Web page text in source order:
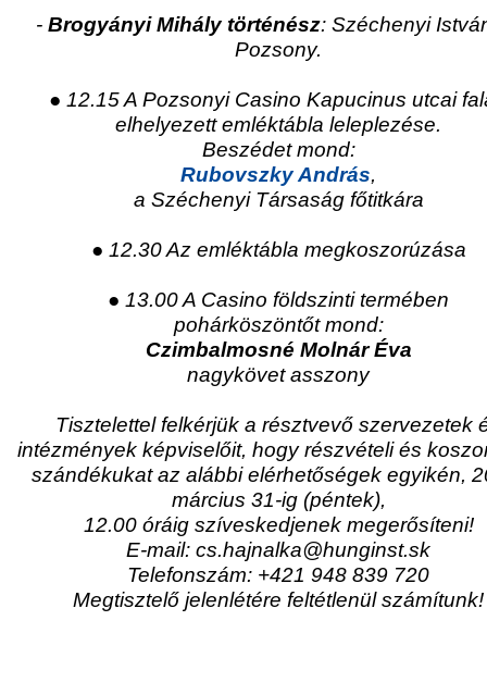
- Brogyányi Mihály történész: Széchenyi
Pozsony.
● 12.15 A Pozsonyi Casino Kapucinus utcai
elhelyezett emléktábla leleplezése.
Beszédet mond:
Rubovszky András,
a Széchenyi Társaság főtitkára
● 12.30 Az emléktábla megkoszorúzása
● 13.00 A Casino földszinti termében
pohárköszöntőt mond:
Czimbalmosné Molnár Éva
nagykövet asszony
Tisztelettel felkérjük a résztvevő szervezetek
intézmények képviselőit, hogy részvételi és
szándékukat az alábbi elérhetőségek egyikén,
március 31-ig (péntek),
12.00 óráig szíveskedjenek megerősíteni!
E-mail: cs.hajnalka@hunginst.sk
Telefonszám: +421 948 839 720
Megtisztelő jelenlétére feltétlenül számítunk!